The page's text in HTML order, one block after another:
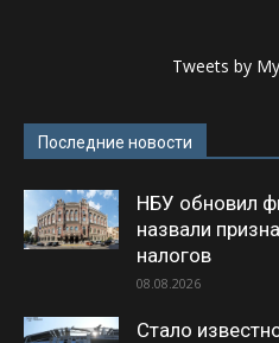
Tweets by
Последние новости
НБУ обновил
назвали
налогов
08.08.2026
Стало